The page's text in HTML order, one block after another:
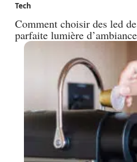
Tech
Comment choisir des led
parfaite lumière d’ambiance